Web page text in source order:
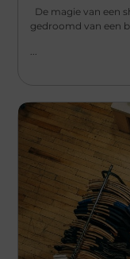
De magie van een
gedroomd van een
...